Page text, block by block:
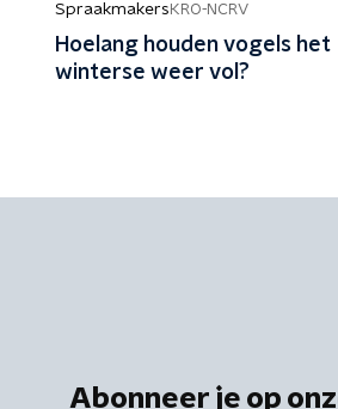
Spraakmakers KRO-NCRV
Hoelang houden vogels het
winterse weer vol?
Abonneer je op